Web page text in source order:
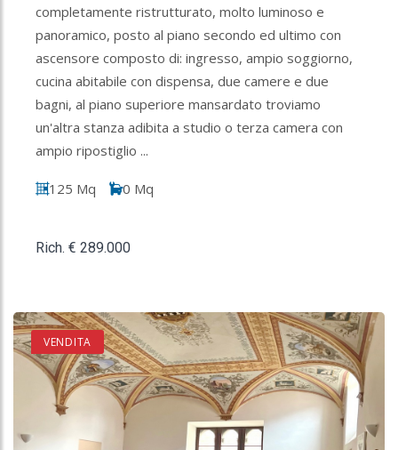
completamente ristrutturato, molto luminoso e
panoramico, posto al piano secondo ed ultimo con
ascensore composto di: ingresso, ampio soggiorno,
cucina abitabile con dispensa, due camere e due
bagni, al piano superiore mansardato troviamo
un'altra stanza adibita a studio o terza camera con
ampio ripostiglio ...
125 Mq 0 Mq
Rich. € 289.000
VENDITA